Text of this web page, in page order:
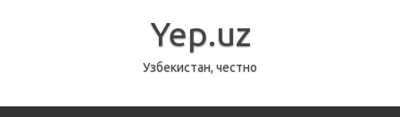
Yep.uz
Узбекистан, честно